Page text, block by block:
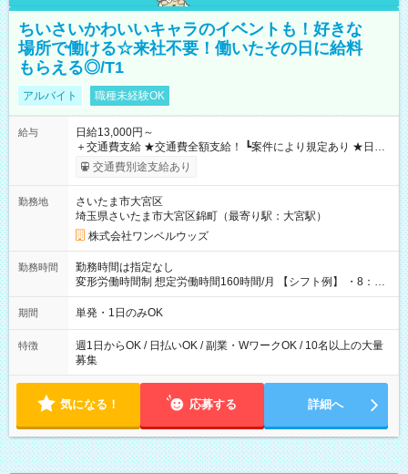
ちいさいかわいいキャラのイベントも！好きな
場所で働ける☆来社不要！働いたその日に給料
もらえる◎/T1
アルバイト 職種未経験OK
給与
日給13,000円～
＋交通費支給 ★交通費全額支給！ ┗案件により規定あり ★日払
いOK！（規定あり） ┗働いたその日に現金GET♪ お仕事後はコ
ンビニATMから 日払い分を引き落とせます！ 【試用期間】試
交通費別途支給あり
勤務地
さいたま市大宮区
埼玉県さいたま市大宮区錦町（最寄り駅：大宮駅）
株式会社ワンベルウッズ
勤務時間
勤務時間は指定なし
変形労働時間制 想定労働時間160時間/月 【シフト例】 ・8：00
～21：00
期間 単発・1日のみOK
特徴
週1日からOK / 日払いOK / 副業・WワークOK / 10名以上の大量
募集
気になる！ 応募する 詳細へ